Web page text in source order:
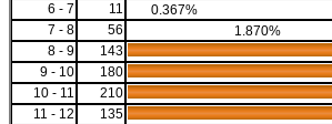
6 - 7
11
0.367%
7 - 8
56
1.870%
8 - 9
143
9 - 10
180
10 - 11
210
11 - 12
135